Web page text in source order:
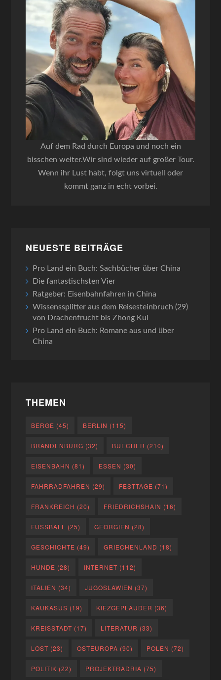
Auf dem Rad durch Europa und noch ein
bisschen weiter.Wir sind wieder auf großer Tour.
Wenn ihr Lust habt, folgt uns virtuell oder
kommt ganz in echt vorbei.
NEUESTE BEITRÄGE
Pro Land ein Buch: Sachbücher über China
Die fantastischsten Vier
Ratgeber: Eisenbahnfahren in China
Wissenssplitter aus dem Reisesteinbruch (29)
von Drachenfrucht bis Zhong Kui
Pro Land ein Buch: Romane aus und über
China
THEMEN
BERGE (45) BERLIN (115)
BRANDENBURG (32) BUECHER (210)
EISENBAHN (81) ESSEN (30)
FAHRRADFAHREN (29) FESTTAGE (71)
FRANKREICH (20) FRIEDRICHSHAIN (16)
FUSSBALL (25) GEORGIEN (28)
GESCHICHTE (49) GRIECHENLAND (18)
HUNDE (28) INTERNET (112)
ITALIEN (34) JUGOSLAWIEN (37)
KAUKASUS (19) KIEZGEPLAUDER (36)
KREISSTADT (17) LITERATUR (33)
LOST (23) OSTEUROPA (90) POLEN (72)
POLITIK (22) PROJEKTRADRIA (75)